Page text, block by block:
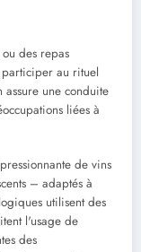
des repas
au rituel
assure une conduite
liées à
de vins
– adaptés à
utilisent des
l'usage de
des